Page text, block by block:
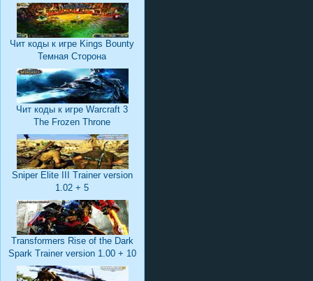
Чит коды к игре Kings Bounty
Темная Сторона
Чит коды к игре Warcraft 3
The Frozen Throne
Sniper Elite III Trainer version
1.02 + 5
Transformers Rise of the Dark
Spark Trainer version 1.00 + 10